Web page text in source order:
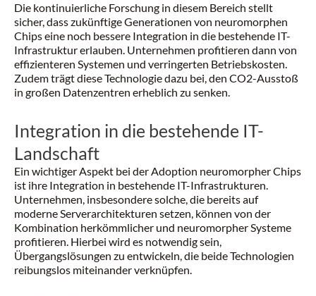
Die kontinuierliche Forschung in diesem Bereich stellt
sicher, dass zukünftige Generationen von neuromorphen
Chips eine noch bessere Integration in die bestehende IT-
Infrastruktur erlauben. Unternehmen profitieren dann von
effizienteren Systemen und verringerten Betriebskosten.
Zudem trägt diese Technologie dazu bei, den CO2-Ausstoß
in großen Datenzentren erheblich zu senken.
Integration in die bestehende IT-
Landschaft
Ein wichtiger Aspekt bei der Adoption neuromorpher Chips
ist ihre Integration in bestehende IT-Infrastrukturen.
Unternehmen, insbesondere solche, die bereits auf
moderne Serverarchitekturen setzen, können von der
Kombination herkömmlicher und neuromorpher Systeme
profitieren. Hierbei wird es notwendig sein,
Übergangslösungen zu entwickeln, die beide Technologien
reibungslos miteinander verknüpfen.